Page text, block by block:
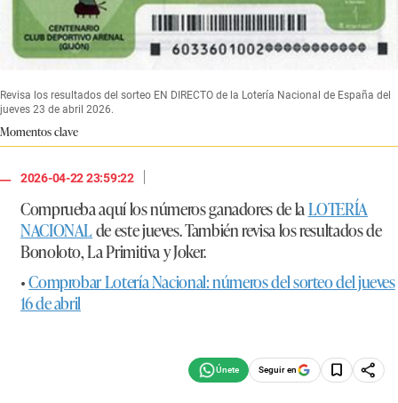
Revisa los resultados del sorteo EN DIRECTO de la Lotería Nacional de España del
jueves 23 de abril 2026.
Momentos clave
2026-04-22 23:59:22
|
Comprueba aquí los números ganadores de laLOTERÍA
NACIONALde este jueves. También revisa los resultados de
Bonoloto, La Primitiva y Joker.
•Comprobar Lotería Nacional: números del sorteo del jueves
16 de abril
Seguir en